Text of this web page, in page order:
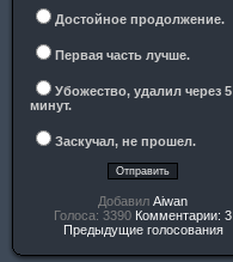
Достойное продолжение.
Первая часть лучше.
Убожество, удалил через 5
минут.
Заскучал, не прошел.
Добавил Aiwan
Голоса: 3390 Комментарии: 3
Предыдущие голосования